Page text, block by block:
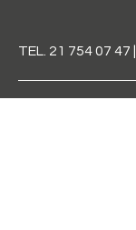
TEL. 21 754 07 47